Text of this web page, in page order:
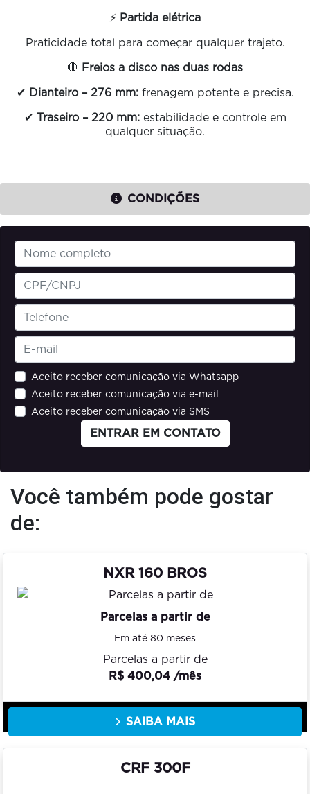
⚡ Partida elétrica
Praticidade total para começar qualquer trajeto.
🛑 Freios a disco nas duas rodas
✔ Dianteiro – 276 mm:frenagem potente e precisa.
✔ Traseiro – 220 mm:estabilidade e controle em
qualquer situação.
CONDIÇÕES
Aceito receber comunicação via Whatsapp
Aceito receber comunicação via e-mail
Aceito receber comunicação via SMS
ENTRAR EM CONTATO
Você também pode gostar
de:
NXR 160 BROS
Parcelas a partir de
Em até 80 meses
Parcelas a partir de
R$ 400,04 /mês
SAIBA MAIS
CRF 300F